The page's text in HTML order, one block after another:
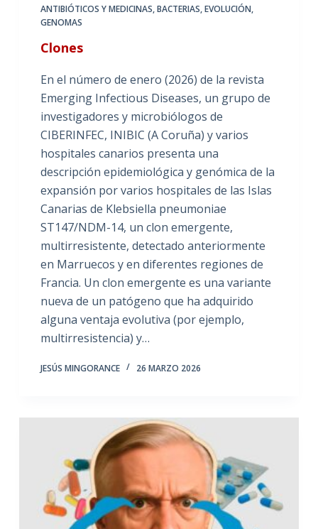
ANTIBIÓTICOS Y MEDICINAS,BACTERIAS,EVOLUCIÓN,
GENOMAS
Clones
En el número de enero (2026) de la revista
Emerging Infectious Diseases, un grupo de
investigadores y microbiólogos de
CIBERINFEC, INIBIC (A Coruña) y varios
hospitales canarios presenta una
descripción epidemiológica y genómica de la
expansión por varios hospitales de las Islas
Canarias de Klebsiella pneumoniae
ST147/NDM-14, un clon emergente,
multirresistente, detectado anteriormente
en Marruecos y en diferentes regiones de
Francia. Un clon emergente es una variante
nueva de un patógeno que ha adquirido
alguna ventaja evolutiva (por ejemplo,
multirresistencia) y…
JESÚS MINGORANCE 26 MARZO 2026